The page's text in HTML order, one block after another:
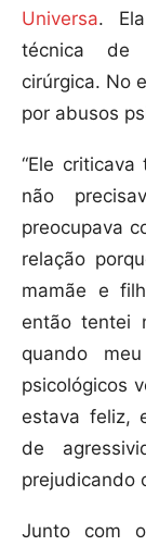
Universa.
técnica de
cirúrgica. No
por abusos
“Ele
não
preocupava
relação
mamãe e
então tentei
quando
psicológicos
estava feliz,
de
prejudicando
Junto com